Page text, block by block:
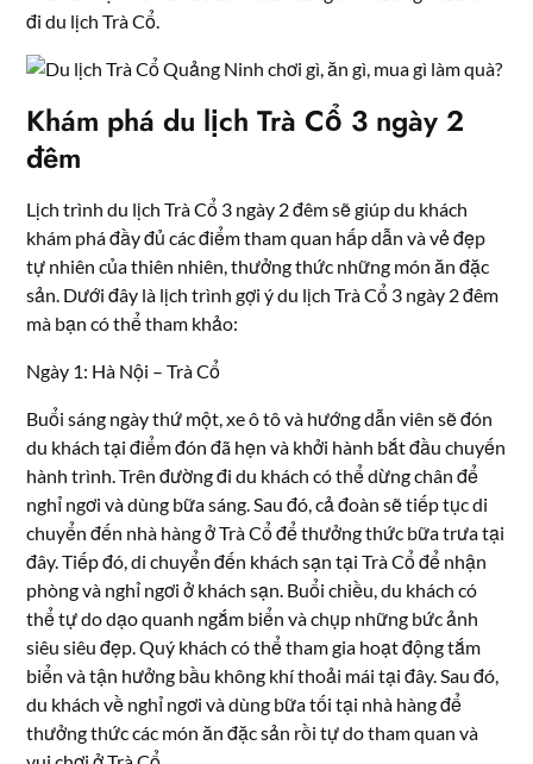
đi du lịch Trà Cổ.
Khám phá du lịch Trà Cổ 3 ngày 2
đêm
Lịch trình du lịch Trà Cổ 3 ngày 2 đêm sẽ giúp du khách
khám phá đầy đủ các điểm tham quan hấp dẫn và vẻ đẹp
tự nhiên của thiên nhiên, thưởng thức những món ăn đặc
sản. Dưới đây là lịch trình gợi ý du lịch Trà Cổ 3 ngày 2 đêm
mà bạn có thể tham khảo:
Ngày 1: Hà Nội – Trà Cổ
Buổi sáng ngày thứ một, xe ô tô và hướng dẫn viên sẽ đón
du khách tại điểm đón đã hẹn và khởi hành bắt đầu chuyến
hành trình. Trên đường đi du khách có thể dừng chân để
nghỉ ngơi và dùng bữa sáng. Sau đó, cả đoàn sẽ tiếp tục di
chuyển đến nhà hàng ở Trà Cổ để thưởng thức bữa trưa tại
đây. Tiếp đó, di chuyển đến khách sạn tại Trà Cổ để nhận
phòng và nghỉ ngơi ở khách sạn. Buổi chiều, du khách có
thể tự do dạo quanh ngắm biển và chụp những bức ảnh
siêu siêu đẹp. Quý khách có thể tham gia hoạt động tắm
biển và tận hưởng bầu không khí thoải mái tại đây. Sau đó,
du khách về nghỉ ngơi và dùng bữa tối tại nhà hàng để
thưởng thức các món ăn đặc sản rồi tự do tham quan và